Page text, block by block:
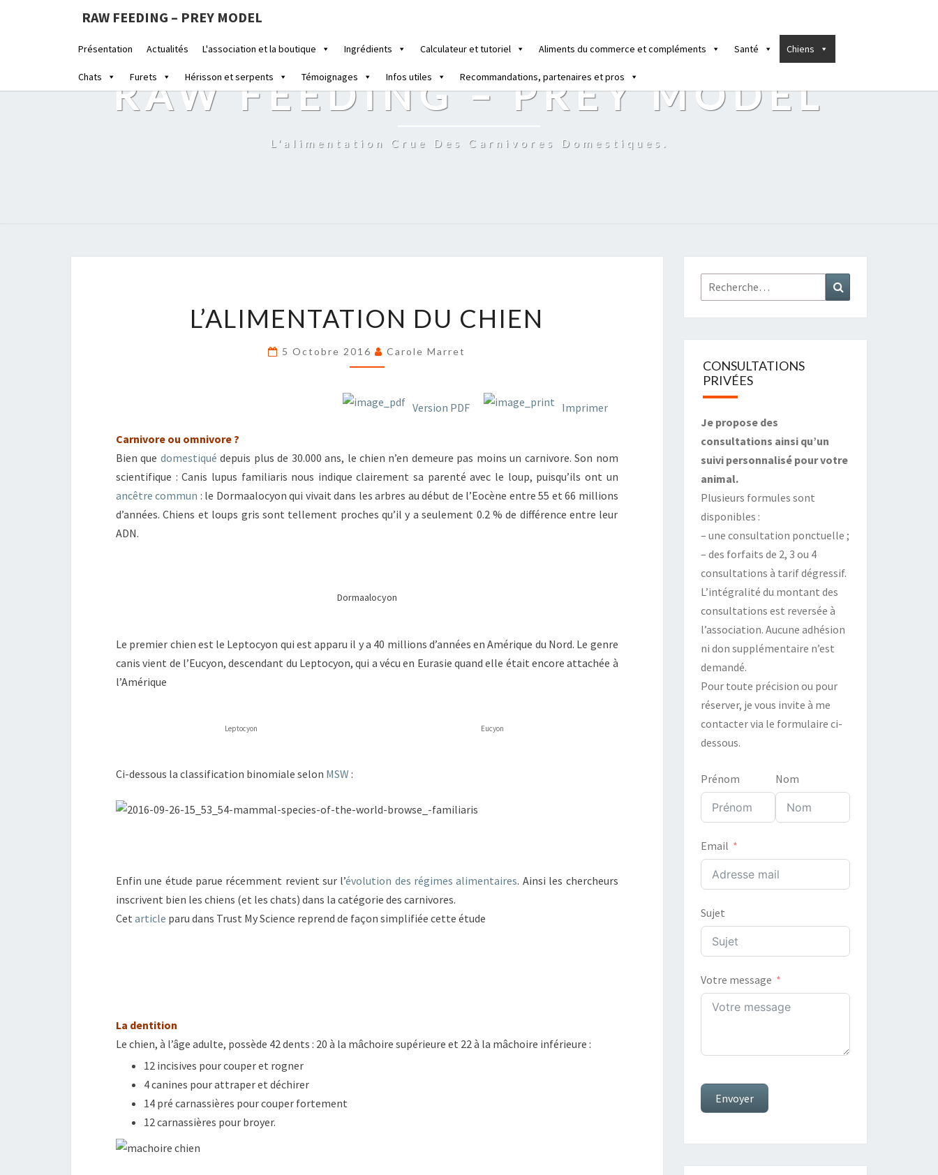
RAW FEEDING – PREY MODEL
Présentation Actualités L'association et la boutique Ingrédients Calculateur et tutoriel Aliments du commerce et compléments Santé Chiens
Chats Furets Hérisson et serpents Témoignages Infos utiles Recommandations, partenaires et pros
RAW FEEDING – PREY MODEL
L'alimentation Crue Des Carnivores Domestiques.
DU
L’ALIMENTATION DU CHIEN
5 Octobre 2016 Carole Marret
Version PDF Imprimer
Carnivore ou omnivore ?
Bien que domestiqué depuis plus de 30.000 ans, le chien n’en demeure pas moins un carnivore. Son nom
scientifique : Canis lupus familiaris nous indique clairement sa parenté avec le loup, puisqu’ils ont un
ancêtre commun : le Dormaalocyon qui vivait dans les arbres au début de l’Eocène entre 55 et 66 millions
d’années. Chiens et loups gris sont tellement proches qu’il y a seulement 0.2 % de différence entre leur
ADN.
Dormaalocyon
Le premier chien est le Leptocyon qui est apparu il y a 40 millions d’années en Amérique du Nord. Le genre
canis vient de l’Eucyon, descendant du Leptocyon, qui a vécu en Eurasie quand elle était encore attachée à
l’Amérique
Leptocyon Eucyon
Ci-dessous la classification binomiale selon MSW :
Enfin une étude parue récemment revient sur l’évolution des régimes alimentaires. Ainsi les chercheurs
inscrivent bien les chiens (et les chats) dans la catégorie des carnivores.
Cet article paru dans Trust My Science reprend de façon simplifiée cette étude
La dentition
Le chien, à l’âge adulte, possède 42 dents : 20 à la mâchoire supérieure et 22 à la mâchoire inférieure :
12 incisives pour couper et rogner
4 canines pour attraper et déchirer
14 pré carnassières pour couper fortement
12 carnassières pour broyer.
Rechercher :
CONSULTATIONS
PRIVÉES
Je propose des
consultations ainsi qu’un
suivi personnalisé pour votre
animal.
Plusieurs formules sont
disponibles :
– une consultation ponctuelle ;
– des forfaits de 2, 3 ou 4
consultations à tarif dégressif.
L’intégralité du montant des
consultations est reversée à
l’association. Aucune adhésion
ni don supplémentaire n’est
demandé.
Pour toute précision ou pour
réserver, je vous invite à me
contacter via le formulaire ci-
dessous.
Prénom Nom
Email
Sujet
Votre message
Envoyer